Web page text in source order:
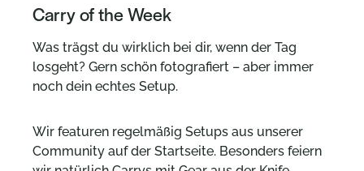
Carry of the Week
Was trägst du wirklich bei dir, wenn der Tag
losgeht? Gern schön fotografiert – aber immer
noch dein echtes Setup.
Wir featuren regelmäßig Setups aus unserer
Community auf der Startseite. Besonders feiern